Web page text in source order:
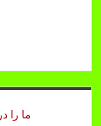
ما را